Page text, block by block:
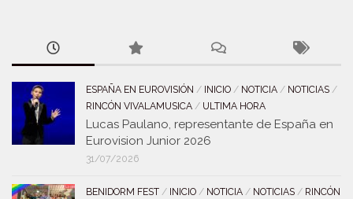
ESPAÑA EN EUROVISIÓN / INICIO / NOTICIA / NOTICIAS /
RINCÓN VIVALAMUSICA / ULTIMA HORA
Lucas Paulano, representante de España en
Eurovision Junior 2026
31/07/2026
BENIDORM FEST / INICIO / NOTICIA / NOTICIAS / RINCÓN